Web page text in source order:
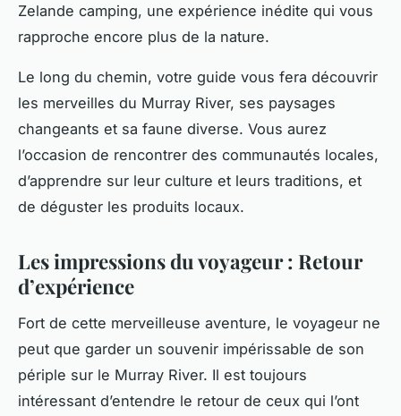
Zelande camping, une expérience inédite qui vous
rapproche encore plus de la nature.
Le long du chemin, votre guide vous fera découvrir
les merveilles du Murray River, ses paysages
changeants et sa faune diverse. Vous aurez
l’occasion de rencontrer des communautés locales,
d’apprendre sur leur culture et leurs traditions, et
de déguster les produits locaux.
Les impressions du voyageur : Retour
d’expérience
Fort de cette merveilleuse aventure, le voyageur ne
peut que garder un souvenir impérissable de son
périple sur le Murray River. Il est toujours
intéressant d’entendre le retour de ceux qui l’ont